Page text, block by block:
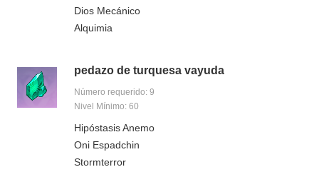
Dios Mecánico
Alquimia
pedazo de turquesa vayuda
Número requerido: 9
Nivel Mínimo: 60
Hipóstasis Anemo
Oni Espadchin
Stormterror